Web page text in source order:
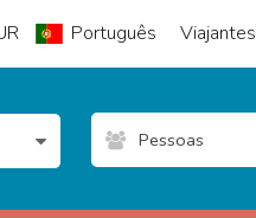
Português Viajantes
Pessoas